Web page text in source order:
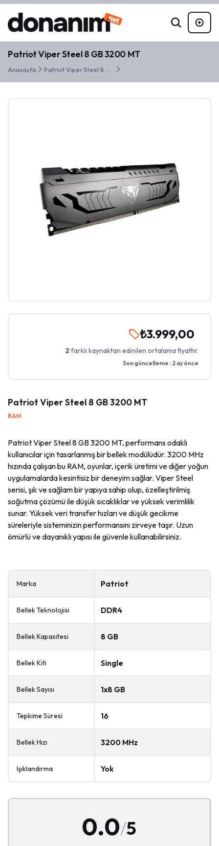
Patriot Viper Steel 8 GB 3200 MT
Anasayfa
₺3.999,00
2 farklı kaynaktan edinilen ortalama fiyattır.
Son güncelleme : 2 ay önce
Patriot Viper Steel 8 GB 3200 MT
RAM
Patriot Viper Steel 8 GB 3200 MT, performans odaklı
kullanıcılar için tasarlanmış bir bellek modülüdür. 3200 MHz
hızında çalışan bu RAM, oyunlar, içerik üretimi ve diğer yoğun
uygulamalarda kesintisiz bir deneyim sağlar. Viper Steel
serisi, şık ve sağlam bir yapıya sahip olup, özelleştirilmiş
soğutma çözümü ile düşük sıcaklıklar ve yüksek verimlilik
sunar. Yüksek veri transfer hızları ve düşük gecikme
süreleriyle sisteminizin performansını zirveye taşır. Uzun
ömürlü ve dayanıklı yapısı ile güvenle kullanabilirsiniz.
Marka Patriot
Bellek Teknolojisi DDR4
Bellek Kapasitesi 8 GB
Bellek Kiti Single
Bellek Sayısı 1x8 GB
Tepkime Süresi 16
Bellek Hızı 3200 MHz
Işıklandırma Yok
0.0/5